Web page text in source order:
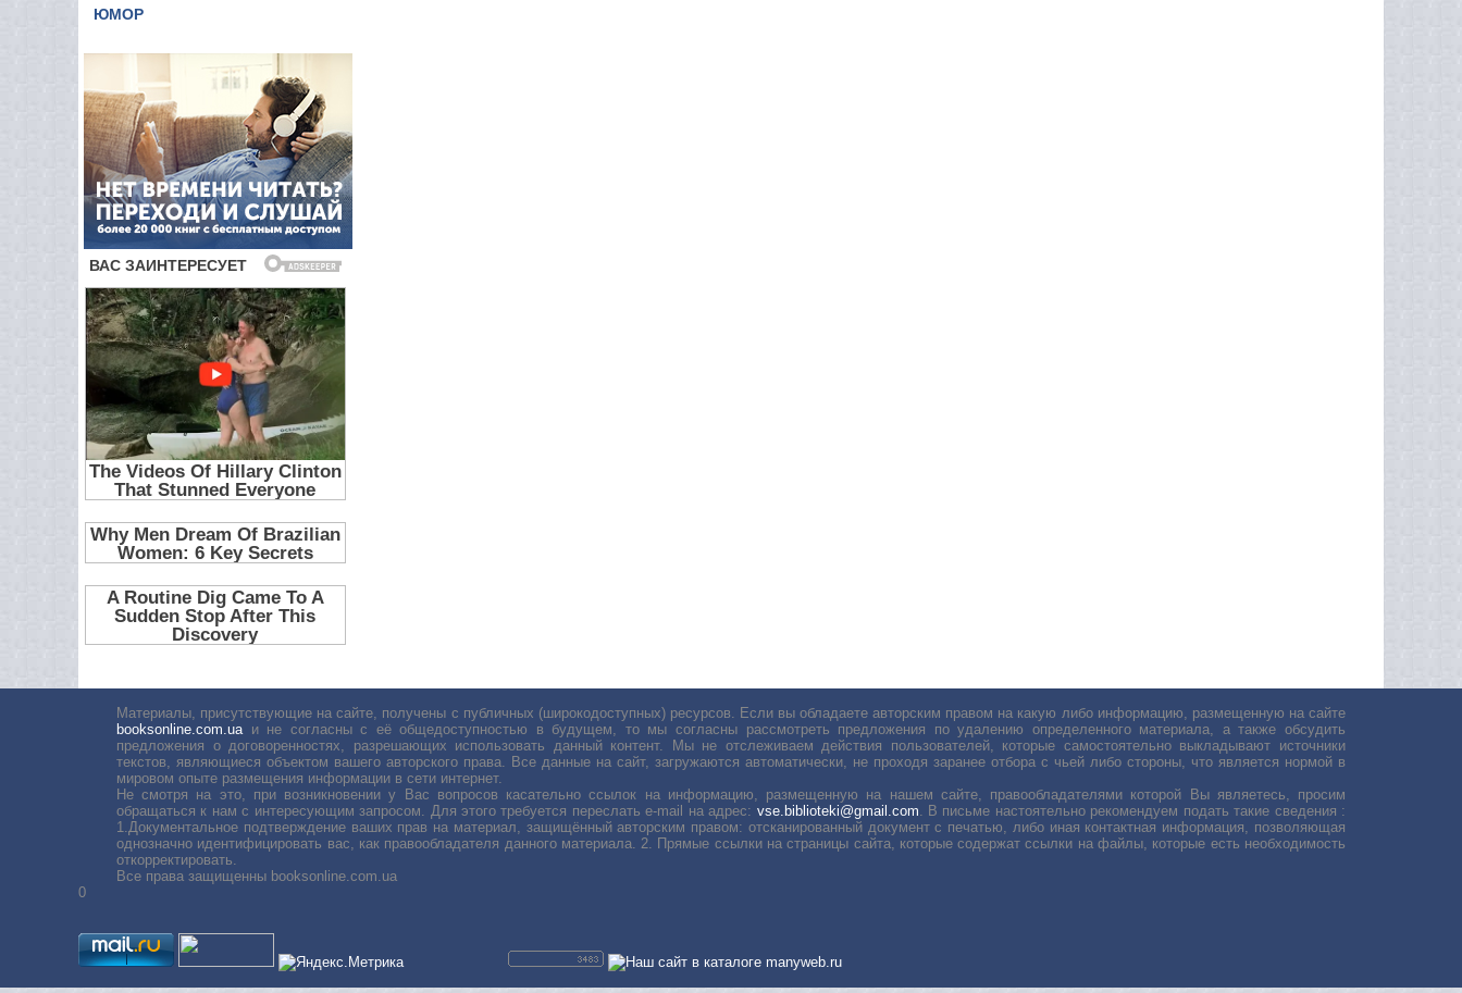
ЮМОР
Материалы, присутствующие на сайте, получены с публичных (широкодоступных) ресурсов. Если вы обладаете авторским правом на какую либо информацию, размещенную на сайте
booksonline.com.uaи не согласны с её общедоступностью в будущем, то мы согласны рассмотреть предложения по удалению определенного материала, а также обсудить
предложения о договоренностях, разрешающих использовать данный контент. Мы не отслеживаем действия пользователей, которые самостоятельно выкладывают источники
текстов, являющиеся объектом вашего авторского права. Все данные на сайт, загружаются автоматически, не проходя заранее отбора с чьей либо стороны, что является нормой в
мировом опыте размещения информации в сети интернет.
Не смотря на это, при возникновении у Вас вопросов касательно ссылок на информацию, размещенную на нашем сайте, правообладателями которой Вы являетесь, просим
обращаться к нам с интересующим запросом. Для этого требуется переслать е-mail на адрес: vse.biblioteki@gmail.com. В письме настоятельно рекомендуем подать такие сведения :
1.Документальное подтверждение ваших прав на материал, защищённый авторским правом: отсканированный документ с печатью, либо иная контактная информация, позволяющая
однозначно идентифицировать вас, как правообладателя данного материала. 2. Прямые ссылки на страницы сайта, которые содержат ссылки на файлы, которые есть необходимость
откорректировать.
Все права защищенны booksonline.com.ua
0